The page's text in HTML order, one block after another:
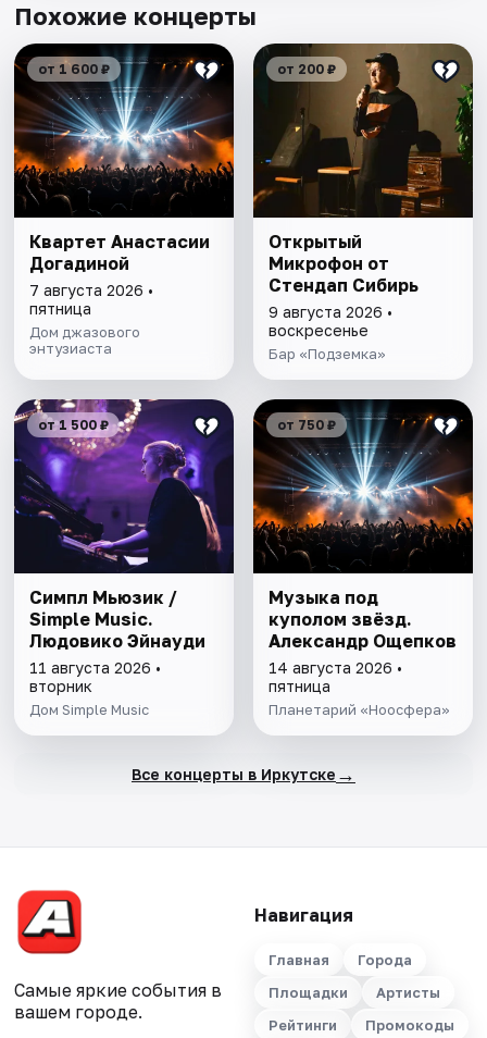
Похожие концерты
от 1 600 ₽
Квартет Анастасии
Догадиной
7 августа 2026 •
пятница
Дом джазового
энтузиаста
от 200 ₽
Открытый
Микрофон от
Стендап Сибирь
9 августа 2026 •
воскресенье
Бар «Подземка»
от 1 500 ₽
Симпл Мьюзик /
Simple Music.
Людовико Эйнауди
11 августа 2026 •
вторник
Дом Simple Music
от 750 ₽
Музыка под
куполом звёзд.
Александр Ощепков
14 августа 2026 •
пятница
Планетарий «Ноосфера»
Все концерты в Иркутске →
Самые яркие события в
вашем городе.
Навигация
Главная
Города
Площадки
Артисты
Рейтинги
Промокоды